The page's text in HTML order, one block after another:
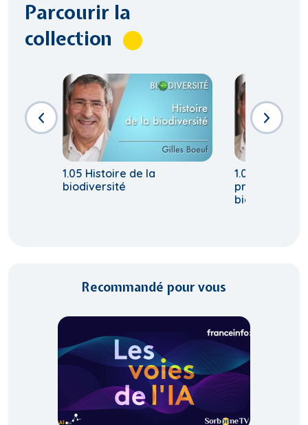
Parcourir la
collection
1.05 Histoire de la
biodiversité
1.07
préoccuper
biodiversité?
Recommandé pour vous